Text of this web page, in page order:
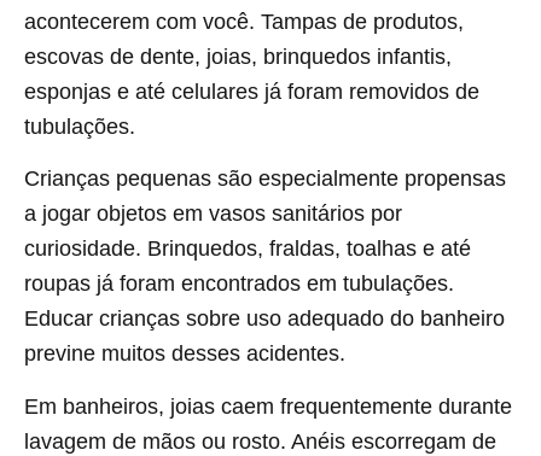
acontecerem com você. Tampas de produtos,
escovas de dente, joias, brinquedos infantis,
esponjas e até celulares já foram removidos de
tubulações.
Crianças pequenas são especialmente propensas
a jogar objetos em vasos sanitários por
curiosidade. Brinquedos, fraldas, toalhas e até
roupas já foram encontrados em tubulações.
Educar crianças sobre uso adequado do banheiro
previne muitos desses acidentes.
Em banheiros, joias caem frequentemente durante
lavagem de mãos ou rosto. Anéis escorregam de